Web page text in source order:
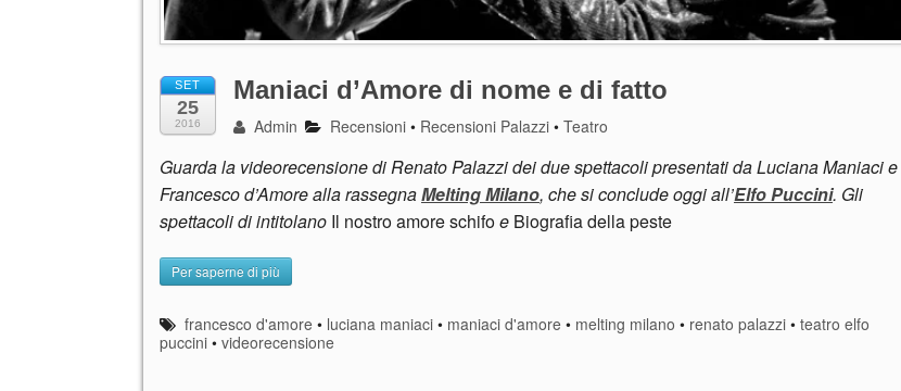
SET
25
2016
Maniaci d’Amore di nome e di fatto
Admin Recensioni • Recensioni Palazzi •Teatro
Guarda la videorecensione di Renato Palazzi dei due spettacoli presentati da Luciana Maniaci e
Francesco d’Amore alla rassegnaMelting Milano, che si conclude oggi all’Elfo Puccini. Gli
spettacoli di intitolano Il nostro amore schifoe Biografia della peste
Per saperne di più
francesco d'amore • luciana maniaci • maniaci d'amore • melting milano • renato palazzi •teatro elfo
puccini • videorecensione